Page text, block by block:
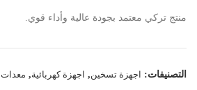
منتج تركي معتمد بجودة عالية وأداء قوي.
التصنيفات: اجهزة تسخين, اجهزة كهربائية, معدات